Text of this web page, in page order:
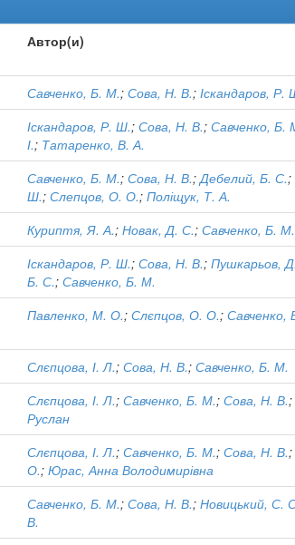
Автор(и)
Савченко, Б. М.; Сова, Н. В.; Іскандаров, Р.
Іскандаров, Р. Ш.; Сова, Н. В.; Савченко, Б.
І.; Татаренко, В. А.
Савченко, Б. М.; Сова, Н. В.;Дебелий, Б. С.;
Ш.; Слепцов, О. О.; Поліщук, Т. А.
Куриптя, Я. А.; Новак, Д. С.; Савченко, Б. М.
Іскандаров, Р. Ш.; Сова, Н. В.; Пушкарьов,
Б. С.; Савченко, Б. М.
Павленко, М. О.; Слєпцов, О. О.; Савченко,
Слєпцова, І. Л.; Сова, Н. В.; Савченко, Б. М.
Слєпцова, І. Л.; Савченко, Б. М.; Сова, Н. В.;
Руслан
Слєпцова, І. Л.; Савченко, Б. М.; Сова, Н. В.;
О.; Юрас, Анна Володимирівна
Савченко, Б. М.; Сова, Н. В.; Новицький, С.
В.